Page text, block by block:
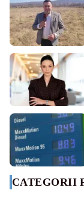
CATEGORII